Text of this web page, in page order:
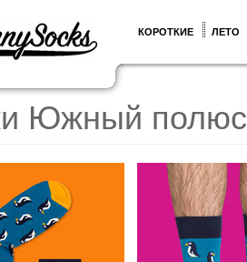
КОРОТКИЕ ЛЕТО
Южный полюс